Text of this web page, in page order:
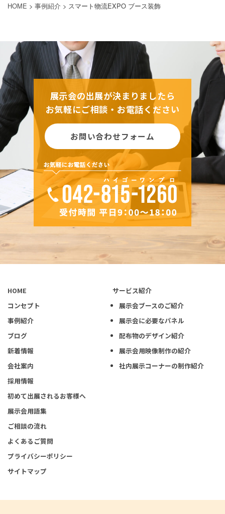
HOME > 事例紹介 > スマート物流EXPO ブース装飾
展示会の出展が決まりましたら
お気軽にご相談・お電話ください
お問い合わせフォーム
HOME
コンセプト
事例紹介
ブログ
新着情報
会社案内
採用情報
サービス紹介
展示会ブースのご紹介
展示会に必要なパネル
配布物のデザイン紹介
展示会用映像制作の紹介
社内展示コーナーの制作紹介
初めて出展されるお客様へ
展示会用語集
ご相談の流れ
よくあるご質問
プライバシーポリシー
サイトマップ